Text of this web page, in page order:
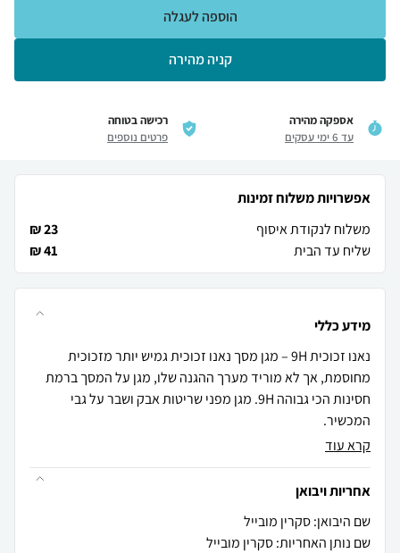
קניה מהירה
הוספה לעגלה
אספקה מהירה
עד 6 ימי עסקים
רכישה בטוחה
פרטים נוספים
אפשרויות משלוח זמינות
משלוח לנקודת איסוף
23 ₪
שליח עד הבית
41 ₪
מידע כללי
נאנו זכוכית 9H – מגן מסך נאנו זכוכית גמיש יותר מזכוכית
מחוסמת, אך לא מוריד מערך ההגנה שלו, מגן על המסך ברמת
חסינות הכי גבוהה 9H. מגן מפני שריטות אבק ושבר על גבי
המכשיר.
קרא עוד
אחריות ויבואן
שם היבואן: סקרין מובייל
שם נותן האחריות: סקרין מובייל